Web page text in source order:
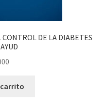
DE LA DIABETES